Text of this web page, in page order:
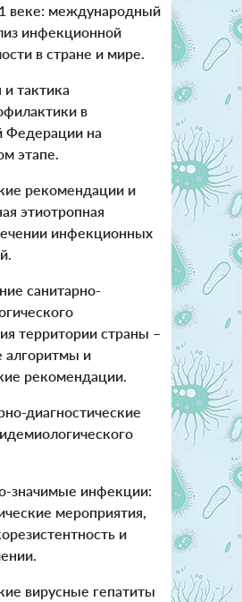
веке: международный
инфекционной
в стране и мире.
и тактика
в
Федерации на
этапе.
рекомендации и
этиотропная
инфекционных
санитарно-
территории страны –
алгоритмы и
рекомендации.
диагностические
значимые инфекции:
мероприятия,
и
вирусные гепатиты